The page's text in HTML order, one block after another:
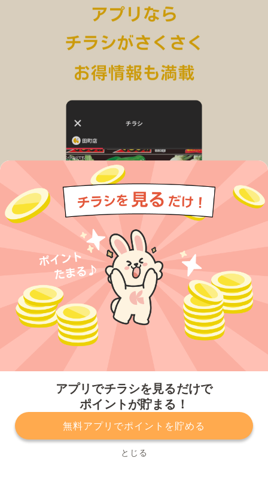
アプリでチラシを見るだけで
ポイントが貯まる！
無料アプリでポイントを貯める
とじる
プライバシーポリシー 利用規約
運営会社
サービスに関してのお問い合わせ